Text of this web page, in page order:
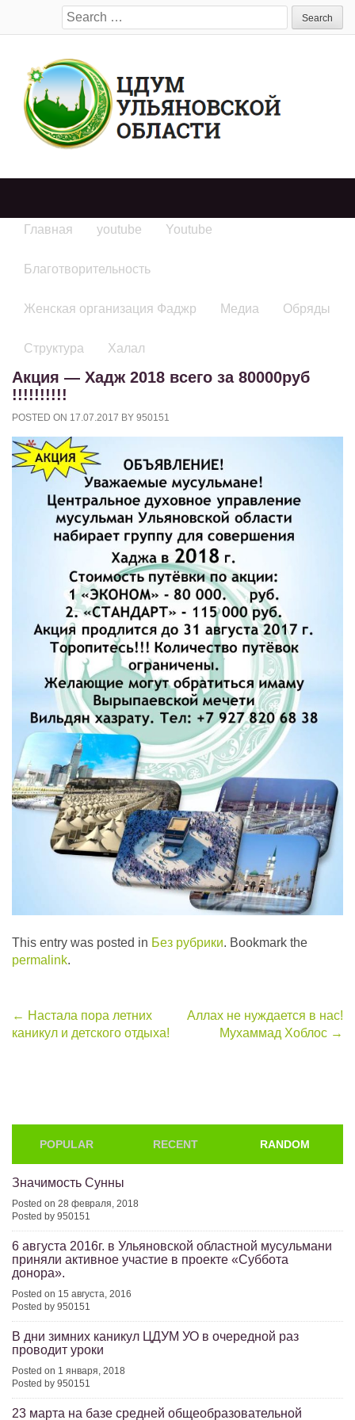
Search
for:
Главная youtube Youtube
Благотворительность
Женская организация Фаджр Медиа Обряды
Структура Халал
Акция — Хадж 2018 всего за 80000руб
!!!!!!!!!!
POSTED ON 17.07.2017 BY 950151
This entry was posted in Без рубрики. Bookmark the
permalink.
Post
← Настала пора летних
каникул и детского отдыха!
Аллах не нуждается в нас!
Мухаммад Хоблос →
POPULAR RECENT RANDOM
Значимость Сунны
Posted on 28 февраля, 2018
Posted by 950151
6 августа 2016г. в Ульяновской областной мусульмани
приняли активное участие в проекте «Суббота
донора».
Posted on 15 августа, 2016
Posted by 950151
В дни зимних каникул ЦДУМ УО в очередной раз
проводит уроки
Posted on 1 января, 2018
Posted by 950151
23 марта на базе средней общеобразовательной